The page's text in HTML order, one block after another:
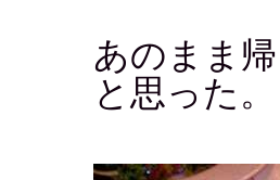
あのまま
と思った。